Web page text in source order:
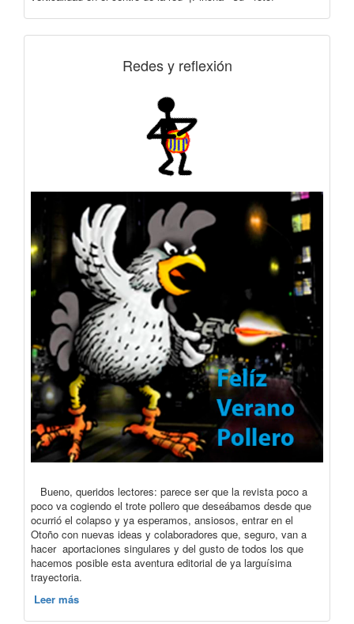
Redes y reflexión
Bueno, queridos lectores: parece ser que la revista poco a
poco va cogiendo el trote pollero que deseábamos desde que
ocurrió el colapso y ya esperamos, ansiosos, entrar en el
Otoño con nuevas ideas y colaboradores que, seguro, van a
hacer aportaciones singulares y del gusto de todos los que
hacemos posible esta aventura editorial de ya larguísima
trayectoria.
Leer más